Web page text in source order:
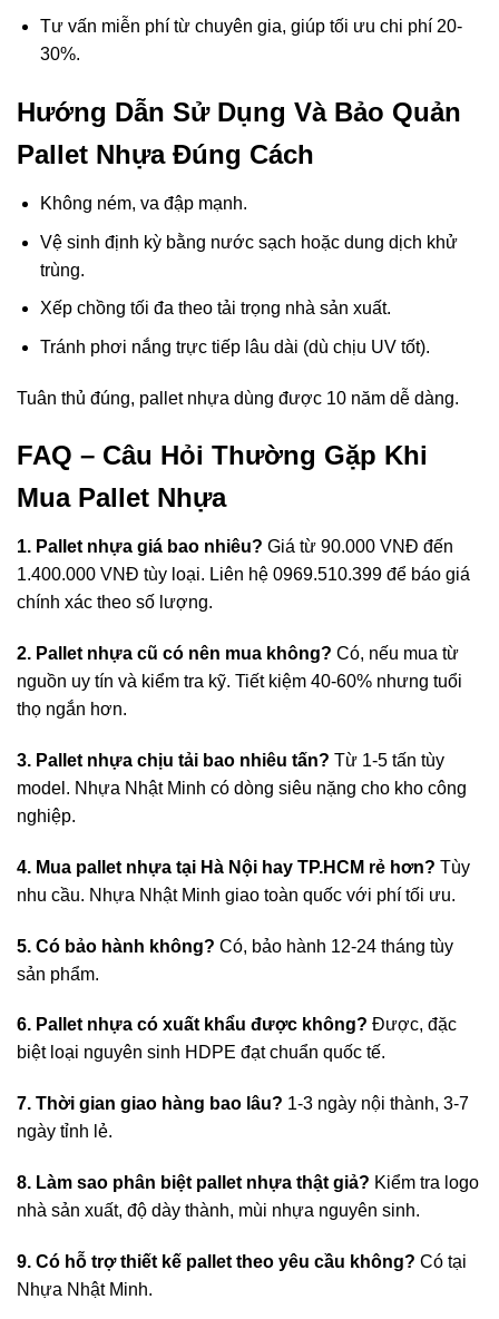
Tư vấn miễn phí từ chuyên gia, giúp tối ưu chi phí 20-
30%.
Hướng Dẫn Sử Dụng Và Bảo Quản
Pallet Nhựa Đúng Cách
Không ném, va đập mạnh.
Vệ sinh định kỳ bằng nước sạch hoặc dung dịch khử
trùng.
Xếp chồng tối đa theo tải trọng nhà sản xuất.
Tránh phơi nắng trực tiếp lâu dài (dù chịu UV tốt).
Tuân thủ đúng, pallet nhựa dùng được 10 năm dễ dàng.
FAQ – Câu Hỏi Thường Gặp Khi
Mua Pallet Nhựa
1. Pallet nhựa giá bao nhiêu? Giá từ 90.000 VNĐ đến
1.400.000 VNĐ tùy loại. Liên hệ 0969.510.399 để báo giá
chính xác theo số lượng.
2. Pallet nhựa cũ có nên mua không? Có, nếu mua từ
nguồn uy tín và kiểm tra kỹ. Tiết kiệm 40-60% nhưng tuổi
thọ ngắn hơn.
3. Pallet nhựa chịu tải bao nhiêu tấn? Từ 1-5 tấn tùy
model. Nhựa Nhật Minh có dòng siêu nặng cho kho công
nghiệp.
4. Mua pallet nhựa tại Hà Nội hay TP.HCM rẻ hơn? Tùy
nhu cầu. Nhựa Nhật Minh giao toàn quốc với phí tối ưu.
5. Có bảo hành không? Có, bảo hành 12-24 tháng tùy
sản phẩm.
6. Pallet nhựa có xuất khẩu được không? Được, đặc
biệt loại nguyên sinh HDPE đạt chuẩn quốc tế.
7. Thời gian giao hàng bao lâu? 1-3 ngày nội thành, 3-7
ngày tỉnh lẻ.
8. Làm sao phân biệt pallet nhựa thật giả? Kiểm tra logo
nhà sản xuất, độ dày thành, mùi nhựa nguyên sinh.
9. Có hỗ trợ thiết kế pallet theo yêu cầu không? Có tại
Nhựa Nhật Minh.